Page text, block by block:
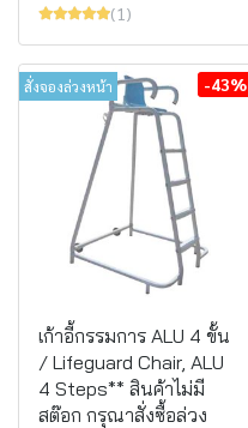
(1)
สั่งจองล่วงหน้า -43%
เก้าอี้กรรมการ ALU 4 ขั้น
/ Lifeguard Chair, ALU
4 Steps** สินค้าไม่มี
สต๊อก กรุณาสั่งซื้อล่วง